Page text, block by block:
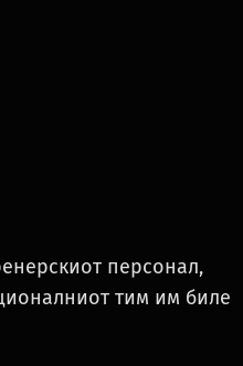
персонал,
тим им биле